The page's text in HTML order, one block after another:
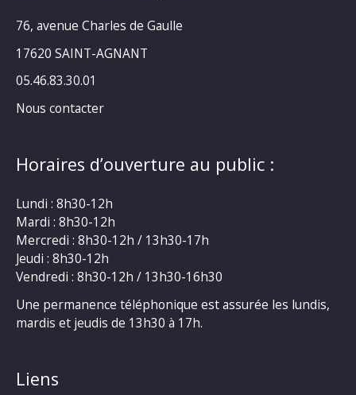
76, avenue Charles de Gaulle
17620 SAINT-AGNANT
05.46.83.30.01
Nous contacter
Horaires d’ouverture au public :
Lundi : 8h30-12h
Mardi : 8h30-12h
Mercredi : 8h30-12h / 13h30-17h
Jeudi : 8h30-12h
Vendredi : 8h30-12h / 13h30-16h30
Une permanence téléphonique est assurée les lundis,
mardis et jeudis de 13h30 à 17h.
Liens